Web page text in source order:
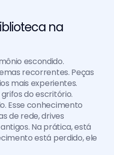
na
escondido.
recorrentes. Peças
mais experientes.
do escritório.
Esse conhecimento
de rede, drives
Na prática, está
está perdido, ele